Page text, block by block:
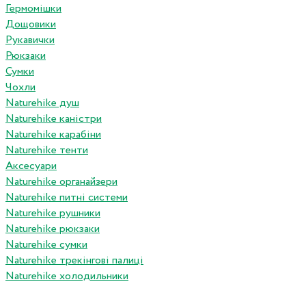
Гермомішки
Дощовики
Рукавички
Рюкзаки
Сумки
Чохли
Naturehike душ
Naturehike каністри
Naturehike карабіни
Naturehike тенти
Аксесуари
Naturehike органайзери
Naturehike питні системи
Naturehike рушники
Naturehike рюкзаки
Naturehike сумки
Naturehike трекінгові палиці
Naturehike холодильники